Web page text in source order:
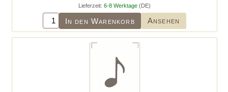
Lieferzeit: 6-8 Werktage (DE)
In den Warenkorb Ansehen